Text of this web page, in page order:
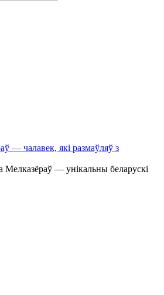
— чалавек, які размаўляў з
— унікальны беларускі